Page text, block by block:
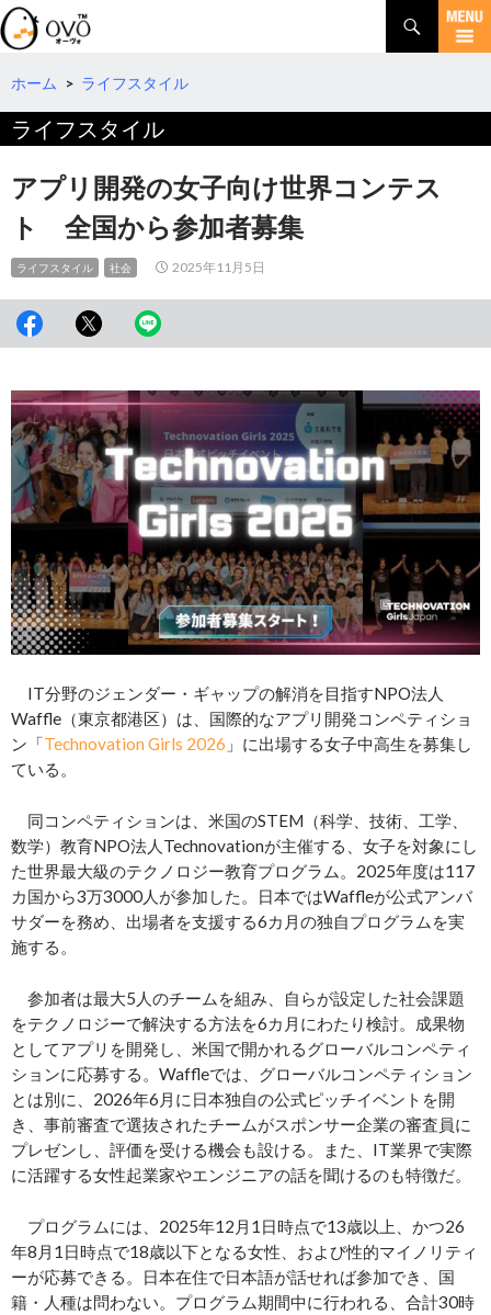
検
索
コ
テ
ツ
へ
移
ホーム > ライフスタイル
ライフスタイル
アプリ開発の女子向け世界コンテス
ト 全国から参加者募集
ライフスタイル 社会 2025年11月5日
IT分野のジェンダー・ギャップの解消を目指すNPO法人
Waffle（東京都港区）は、国際的なアプリ開発コンペティショ
ン「Technovation Girls 2026 」に出場する女子中高生を募集し
ている。
同コンペティションは、米国のSTEM（科学、技術、工学、
数学）教育NPO法人Technovationが主催する、女子を対象にし
た世界最大級のテクノロジー教育プログラム。2025年度は117
カ国から3万3000人が参加した。日本ではWaffleが公式アンバ
サダーを務め、出場者を支援する6カ月の独自プログラムを実
施する。
参加者は最大5人のチームを組み、自らが設定した社会課題
をテクノロジーで解決する方法を6カ月にわたり検討。成果物
としてアプリを開発し、米国で開かれるグローバルコンペティ
ションに応募する。Waffleでは、グローバルコンペティション
とは別に、2026年6月に日本独自の公式ピッチイベントを開
き、事前審査で選抜されたチームがスポンサー企業の審査員に
プレゼンし、評価を受ける機会も設ける。また、IT業界で実際
に活躍する女性起業家やエンジニアの話を聞けるのも特徴だ。
プログラムには、2025年12月1日時点で13歳以上、かつ26
年8月1日時点で18歳以下となる女性、および性的マイノリティ
ーが応募できる。日本在住で日本語が話せれば参加でき、国
籍・人種は問わない。プログラム期間中に行われる、合計30時